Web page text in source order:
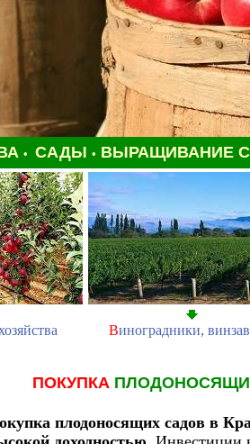
• САДЫ • ВЫРАЩИВАНИЕ
Виноградники,
ПОКУПКА
плодоносящих садов в